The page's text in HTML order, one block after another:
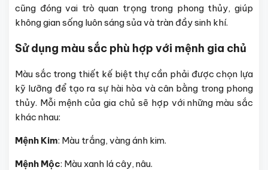
cũng đóng vai trò quan trọng trong phong thủy, giúp
không gian sống luôn sáng sủa và tràn đầy sinh khí.
Sử dụng màu sắc phù hợp với mệnh gia chủ
Màu sắc trong thiết kế biệt thự cần phải được chọn lựa
kỹ lưỡng để tạo ra sự hài hòa và cân bằng trong phong
thủy. Mỗi mệnh của gia chủ sẽ hợp với những màu sắc
khác nhau:
Mệnh Kim: Màu trắng, vàng ánh kim.
Mệnh Mộc: Màu xanh lá cây, nâu.